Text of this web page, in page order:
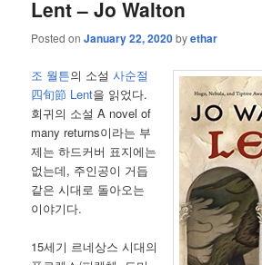
Lent – Jo Walton
Posted onJanuary 22, 2020byethar
조 월튼의 소설사순절
四旬節 Lent을 읽었다.
회귀의 소설 A novel of
many returns이라는 부
제는 하드커버 표지에는
없는데, 주인공이 거듭
같은 시대로 돌아오는
이야기다.
15세기 르네상스 시대의